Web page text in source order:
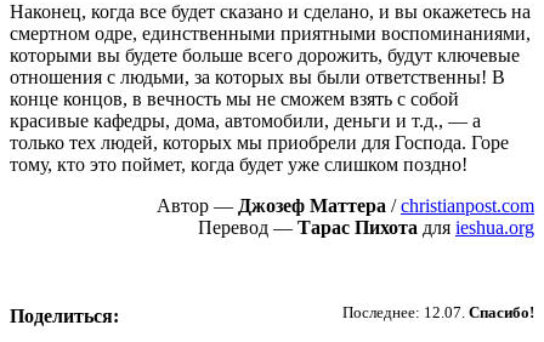
Наконец, когда все будет сказано и сделано, и вы окажетесь на
смертном одре, единственными приятными воспоминаниями,
которыми вы будете больше всего дорожить, будут ключевые
отношения с людьми, за которых вы были ответственны! В
конце концов, в вечность мы не сможем взять с собой
красивые кафедры, дома, автомобили, деньги и т.д., — а
только тех людей, которых мы приобрели для Господа. Горе
тому, кто это поймет, когда будет уже слишком поздно!
Автор — Джозеф Маттера /christianpost.com
Перевод — Тарас Пихота для ieshua.org
Последнее: 12.07. Спасибо!
Поделиться: